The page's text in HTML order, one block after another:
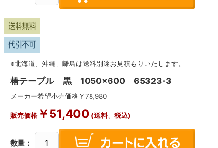
※北海道、沖縄、離島は送料別途お見積もりいたします。
椿テーブル 黒 1050×600 65323-3
メーカー希望小売価格￥78,980
販売価格￥51,400 (送料、税込)
数量：